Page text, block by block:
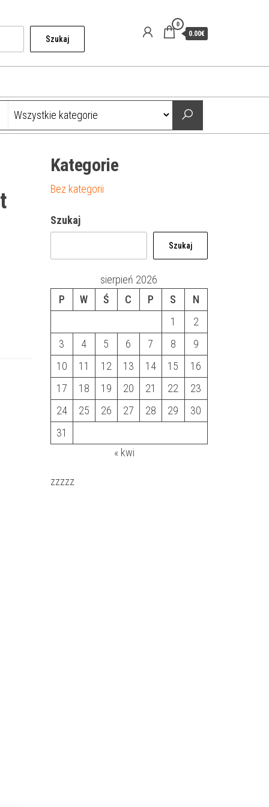
Szukaj
0
0.00€
Kategorie
Bez kategorii
Szukaj
Szukaj
sierpień 2026
P
W Ś C P S
N
1
2
3
4 5 6 7 8
9
10
11 12 13 14 15
16
17
18 19 20 21 22
23
24
25 26 27 28 29
30
31
« kwi
zzzzz